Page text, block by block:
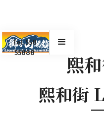
Tel. 558
55888
熙
熙和街